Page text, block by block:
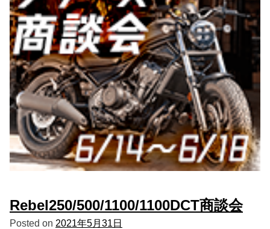
Rebel250/500/1100/1100DCT商談会
Posted on 2021年5月31日